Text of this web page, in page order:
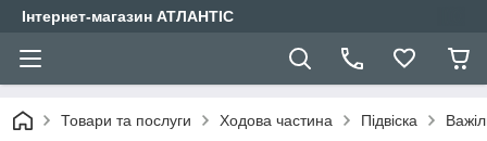
Інтернет-магазин АТЛАНТІС
Товари та послуги Ходова частина Підвіска